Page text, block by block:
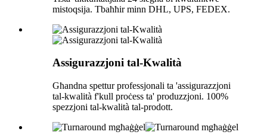
mistoqsija. Tbaħħir minn DHL, UPS, FEDEX.
Assigurazzjoni tal-Kwalità
Għandna spettur professjonali ta 'assigurazzjoni
tal-kwalità f'kull proċess ta' produzzjoni. 100%
spezzjoni tal-kwalità tal-prodott.